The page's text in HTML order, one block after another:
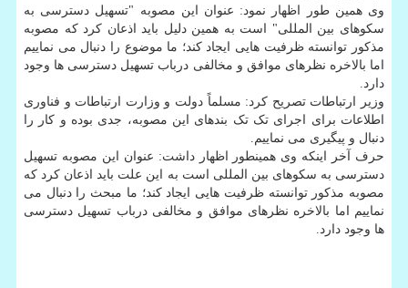
وی همین طور اظهار نمود: عنوان این مصوبه "تسهیل دسترسی به
سکوهای بین المللی" است به همین دلیل باید اذعان کرد که مصوبه
مذکور توانسته ظرفیت هایی ایجاد کند؛ ما موضوع را دنبال می نماییم
اما بالاخره نظرهای موافق و مخالفی درباب تسهیل دسترسی ها وجود
دارد.
وزیر ارتباطات تصریح کرد: مسلماً دولت و وزارت ارتباطات و فناوری
اطلاعات برای اجرای تک تک بندهای این مصوبه، جدی بوده و کار را
دنبال و پیگیری می نماییم.
حرف آخر اینکه وی همینطور اظهار داشت: عنوان این مصوبه تسهیل
دسترسی به سکوهای بین المللی است به این علت باید اذعان کرد که
مصوبه مذکور توانسته ظرفیت هایی ایجاد کند؛ ما مبحث را دنبال می
نماییم اما بالاخره نظرهای موافق و مخالفی درباب تسهیل دسترسی
ها وجود دارد.